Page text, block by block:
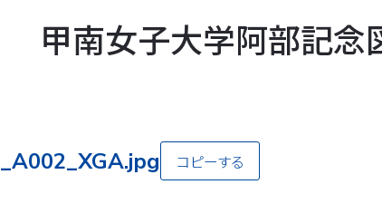
甲南女子大学阿部記念
コピーする